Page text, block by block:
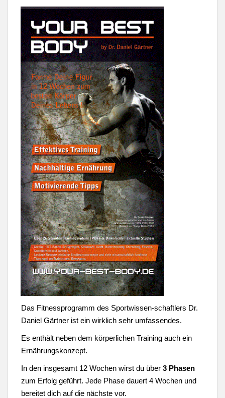
Das Fitnessprogramm des Sportwissen-schaftlers Dr.
Daniel Gärtner ist ein wirklich sehr umfassendes.
Es enthält neben dem körperlichen Training auch ein
Ernährungskonzept.
In den insgesamt 12 Wochen wirst du über 3 Phasen
zum Erfolg geführt. Jede Phase dauert 4 Wochen und
bereitet dich auf die nächste vor.